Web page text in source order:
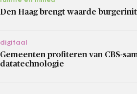
Den Haag brengt waarde
digitaal
Gemeenten profiteren van CBS-
datatechnologie